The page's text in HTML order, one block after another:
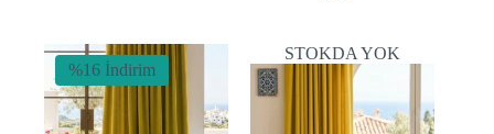
%16 İndirim
STOKDA YOK